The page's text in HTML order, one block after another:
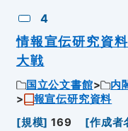
4
情報宣伝研究資
大戦
国立公文書館 内
報宣伝研究資料
[規模] 169 [作成者